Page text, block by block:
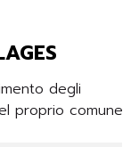
degli
proprio comune